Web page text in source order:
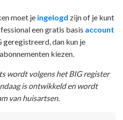
moet je ingelogd zijn of je kunt
een gratis basis account
geregistreerd, dan kun je
kiezen.
wordt volgens het BIG register
is ontwikkeld en wordt
van huisartsen.